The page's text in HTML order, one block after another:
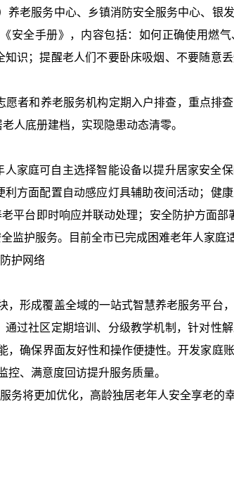
养老服务中心、乡镇消防安全服务中心、银
安全手册》，内容包括：如何正确使用燃
识；提醒老人们不要卧床吸烟、不要随意
者和养老服务机构定期入户排查，重点排
人底册建档，实现隐患动态清零。
家庭可自主选择智能设备以提升居家安全
利方面配置自动感应灯具辅助夜间活动； 健
平台即时响应并联动处理； 安全防护方面部
监护服务。目前全市已完成困难老年人家庭
护网络
，形成覆盖全域的一站式智慧养老服务平台
过社区定期培训、分级教学机制，针对性解
，确保界面友好性和操作便捷性。开发家庭
、满意度回访提升服务质量。
务将更加优化，高龄独居老年人安全享老的